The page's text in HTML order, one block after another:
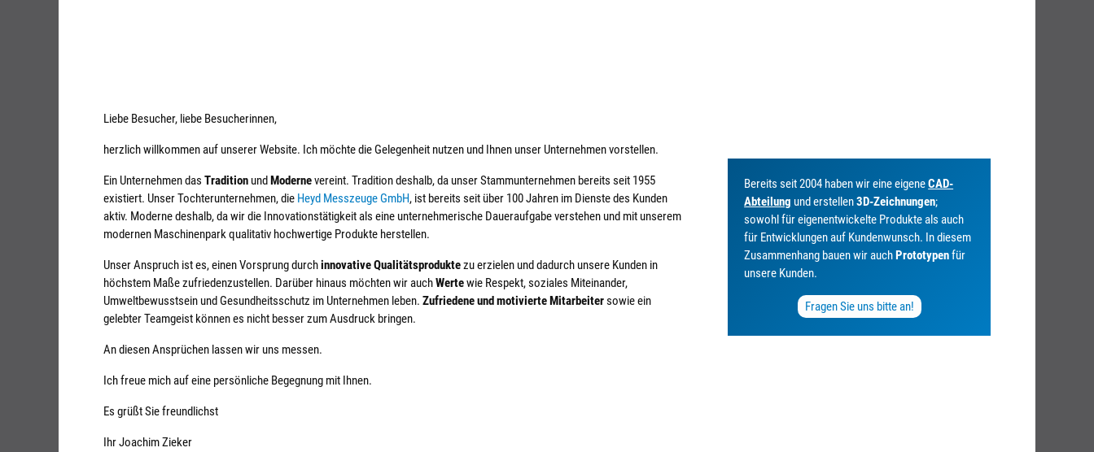
Liebe Besucher, liebe Besucherinnen,
herzlich willkommen auf unserer Website. Ich möchte die Gelegenheit nutzen und Ihnen unser Unternehmen vorstellen.
Ein Unternehmen das Tradition undModernevereint. Tradition deshalb, da unser Stammunternehmen bereits seit 1955
existiert. Unser Tochterunternehmen, die Heyd Messzeuge GmbH, ist bereits seit über 100 Jahren im Dienste des Kunden
aktiv. Moderne deshalb, da wir die Innovationstätigkeit als eine unternehmerische Daueraufgabe verstehen und mit unserem
modernen Maschinenpark qualitativ hochwertige Produkte herstellen.
Unser Anspruch ist es, einen Vorsprung durchinnovative Qualitätsproduktezu erzielen und dadurch unsere Kunden in
höchstem Maße zufriedenzustellen. Darüber hinaus möchten wir auchWertewie Respekt, soziales Miteinander,
Umweltbewusstsein und Gesundheitsschutz im Unternehmen leben. Zufriedene und motivierte Mitarbeitersowie ein
gelebter Teamgeist können es nicht besser zum Ausdruck bringen.
An diesen Ansprüchen lassen wir uns messen.
Ich freue mich auf eine persönliche Begegnung mit Ihnen.
Es grüßt Sie freundlichst
Ihr Joachim Zieker
Bereits seit 2004 haben wir eine eigeneCAD-
Abteilung und erstellen3D-Zeichnungen;
sowohl für eigenentwickelte Produkte als auch
für Entwicklungen auf Kundenwunsch. In diesem
Zusammenhang bauen wir auchPrototypenfür
unsere Kunden.
Fragen Sie uns bitte an!